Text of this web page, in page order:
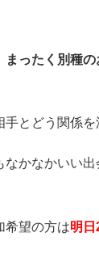
ったく別種
とどう関係を
かなかいい
希望の方は明